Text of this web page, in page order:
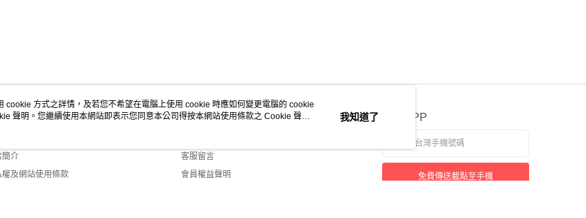
我們
簡介
權及網站使用條款
客服資訊
客服留言
會員權益聲明
官方APP
免費傳送載點至手機
cookie 方式之詳情，及若您不希望在電腦上使用 cookie 時應如何變更電腦的 cookie
聲明。您繼續使用本網站即表示您同意本公司得按本網站使用條款之 Cookie 聲明
我知道了